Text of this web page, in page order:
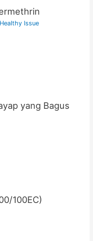
Issue
yang Bagus
100EC)